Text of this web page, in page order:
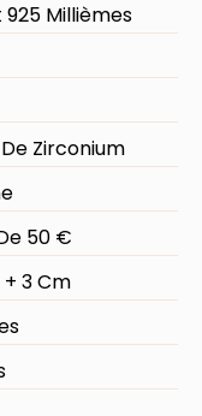
Millièmes
Zirconium
50 €
3 Cm